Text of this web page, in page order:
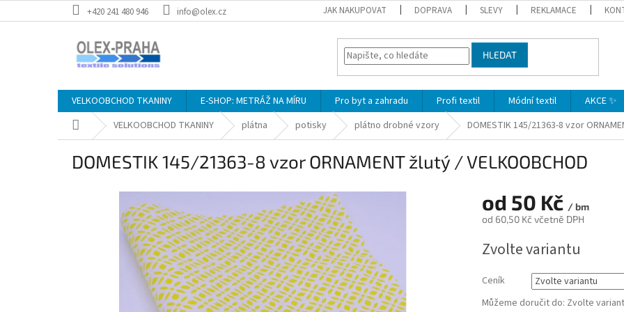
na
+420 241 480 946 info@olex.cz JAK NAKUPOVAT DOPRAVA SLEVY REKLAMACE
HLEDAT
VELKOOBCHOD TKANINY E-SHOP: METRÁŽ NA MÍRU Pro byt a zahradu Profi textil Módní textil AKCE ✨
Domů VELKOOBCHOD TKANINY plátna potisky plátno drobné vzory DOMESTIK 145/21363-8 vzor
DOMESTIK 145/21363-8 vzor ORNAMENT žlutý / VELKOOBCHOD
od 50 Kč / bm
od 60,50 Kčvčetně DPH
cena:
Zvolte variantu
Ceník
Můžeme doručit do: Zvolte